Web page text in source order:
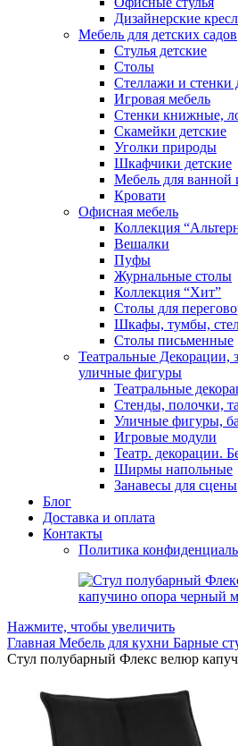
Дизайнерские
Мебель для детских садов
Стулья детские
Столы
Стеллажи и стенки
Игровая мебель
Стенки книжные,
Скамейки детские
Уголки природы
Шкафчики детские
Мебель для ванной
Кровати
Офисная мебель
Коллекция
Вешалки
Пуфы
Журнальные столы
Коллекция “Хит”
Столы для
Шкафы, тумбы,
Столы письменные
Театральные Декорации,
уличные фигуры
Театральные
Стенды, полочки,
Уличные фигуры,
Игровые модули
Театр. декорации.
Ширмы напольные
Занавесы для сцены
Блог
Доставка и оплата
Контакты
Политика
Нажмите, чтобы увеличить
Главная Мебель для кухни Барные
Стул полубарный Флекс велюр